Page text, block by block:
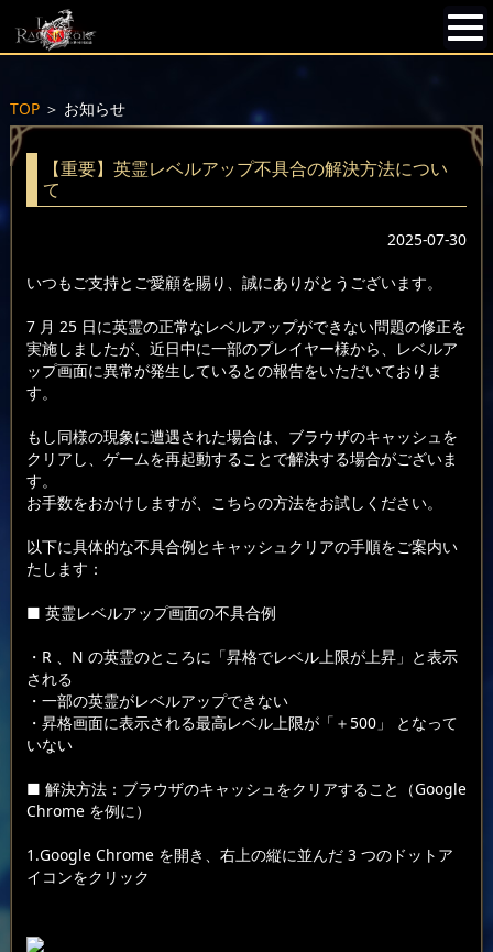
TOP＞ お知らせ
【重要】英霊レベルアップ不具合の解決方法につい
て
2025-07-30
いつもご支持とご愛顧を賜り、誠にありがとうございます。
7 月 25 日に英霊の正常なレベルアップができない問題の修正を
実施しましたが、近日中に一部のプレイヤー様から、レベルア
ップ画面に異常が発生しているとの報告をいただいておりま
す。
もし同様の現象に遭遇された場合は、ブラウザのキャッシュを
クリアし、ゲームを再起動することで解決する場合がございま
す。
お手数をおかけしますが、こちらの方法をお試しください。
以下に具体的な不具合例とキャッシュクリアの手順をご案内い
たします：
■ 英霊レベルアップ画面の不具合例
・R 、N の英霊のところに「昇格でレベル上限が上昇」と表示
される
・一部の英霊がレベルアップできない
・昇格画面に表示される最高レベル上限が「＋500」 となって
いない
■ 解決方法：ブラウザのキャッシュをクリアすること（Google
Chrome を例に）
1.Google Chrome を開き、右上の縦に並んだ 3 つのドットア
イコンをクリック